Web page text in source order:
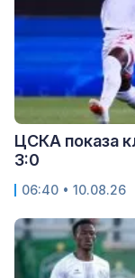
ЦСКА показа
3:0
06:40 • 10.08.26